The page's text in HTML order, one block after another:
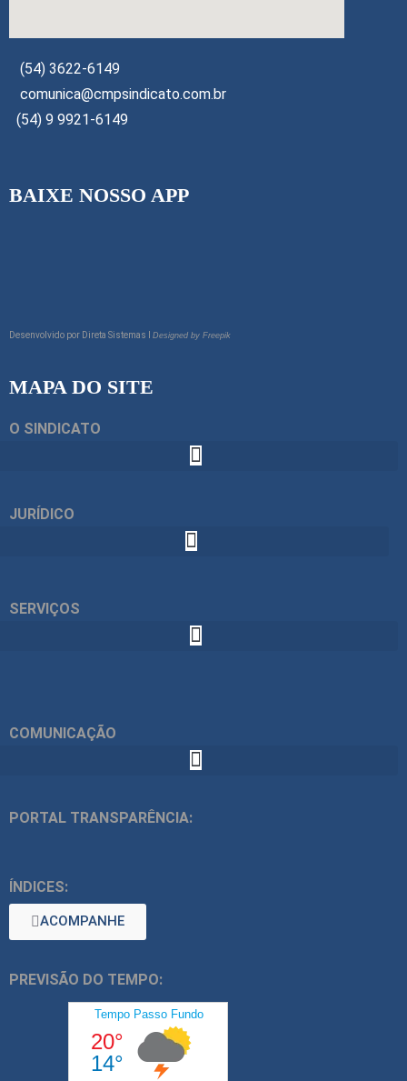
(54) 3622-6149
comunica@cmpsindicato.com.br
(54) 9 9921-6149
BAIXE NOSSO APP
Desenvolvido por Direta Sistemas I Designed by Freepik
MAPA DO SITE
O SINDICATO
JURÍDICO
SERVIÇOS
COMUNICAÇÃO
PORTAL TRANSPARÊNCIA:
ÍNDICES:
ACOMPANHE
PREVISÃO DO TEMPO: